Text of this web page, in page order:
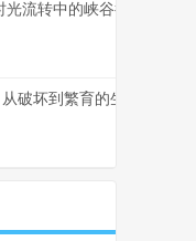
流转中的峡谷征程
破坏到繁育的生存艺术，